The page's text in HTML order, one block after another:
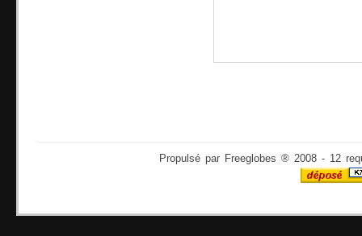
Propulsé par Freeglobes ® 2008 - 12